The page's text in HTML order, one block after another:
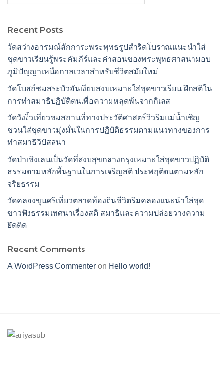
Recent Posts
วัดสว่างอารมณ์สักการะพระพุทธรูปสำริดโบราณแนะนำใส่
ชุดขาวเรียนรู้พระคัมภีร์และคำสอนของพระพุทธศาสนามอบ
ภูมิปัญญาเหนือกาลเวลาสำหรับชีวิตสมัยใหม่
วัดโบสถ์ชมสระบัวอันเงียบสงบเหมาะใส่ชุดขาวเรียน ฝึกสติใน
การทำสมาธิปฏิบัติตนเพื่อความหลุดพ้นจากกิเลส
วัดวังงิ้วเที่ยวชมสถานที่ทางประวัติศาสตร์วิวริมแม่น้ำเชิญ
ชวนใส่ชุดขาวมุ่งมั่นในการปฏิบัติธรรมตามแนวทางของการ
ทำสมาธิวิปัสสนา
วัดป่าเชิงเลนเป็นวัดที่สงบสุขกลางกรุงเหมาะใส่ชุดขาวปฏิบัติ
ธรรมตามหลักพื้นฐานในการเจริญสติ ประพฤติตนตามหลัก
จริยธรรม
วัดคลองขุนศรีเที่ยวตลาดท้องถิ่นชีวิตริมคลองแนะนำใส่ชุด
ขาวฟังธรรมเทศนาเรื่องสติ สมาธิและความปล่อยวางความ
ยึดติด
Recent Comments
A WordPress Commenter on Hello world!